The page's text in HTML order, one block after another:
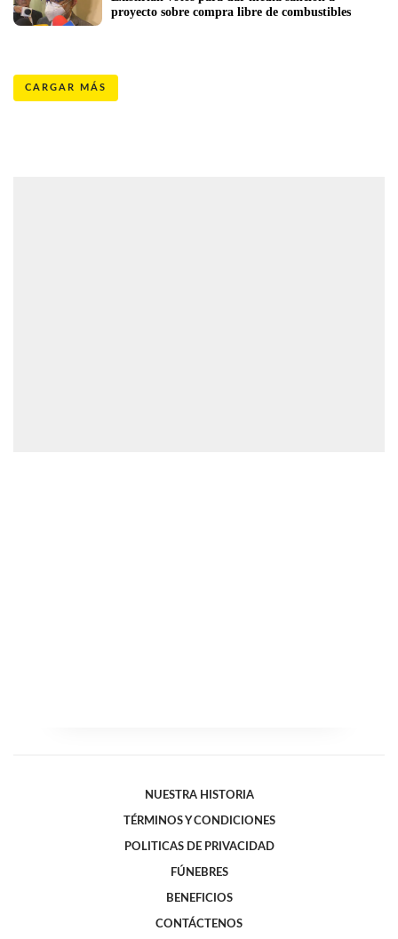
proyecto sobre compra libre de combustibles
CARGAR MÁS
NUESTRA HISTORIA
TÉRMINOS Y CONDICIONES
POLITICAS DE PRIVACIDAD
FÚNEBRES
BENEFICIOS
CONTÁCTENOS